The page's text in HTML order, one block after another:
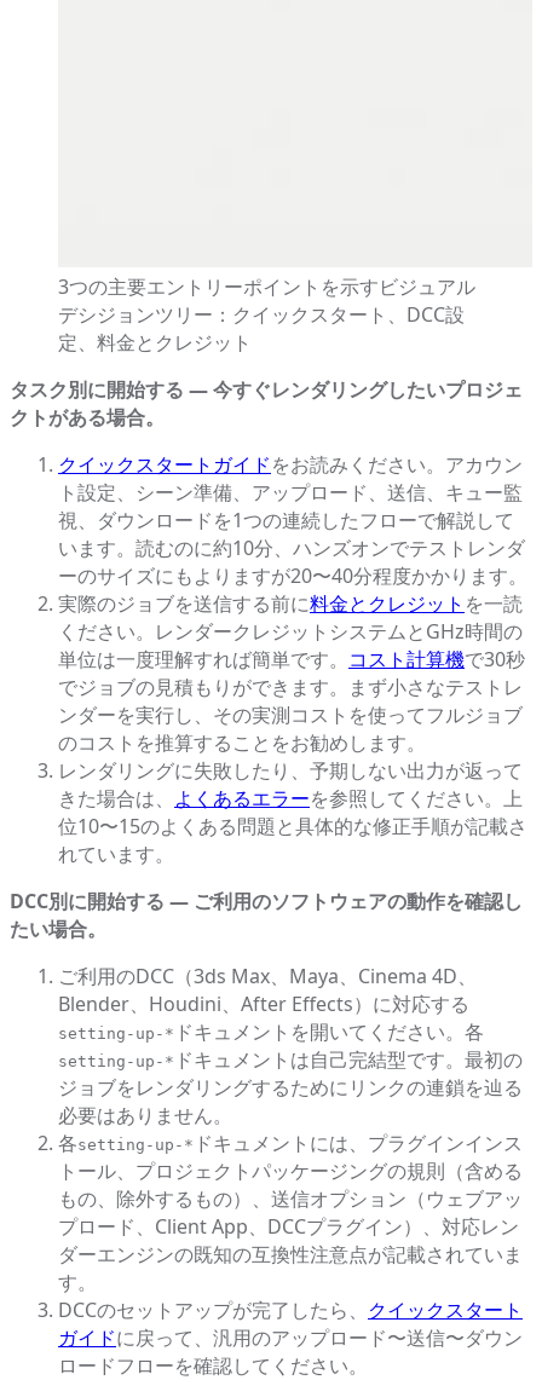
3つの主要エントリーポイントを示すビジュアル
デシジョンツリー：クイックスタート、DCC設
定、料金とクレジット
タスク別に開始する — 今すぐレンダリングしたいプロジェ
クトがある場合。
クイックスタートガイドをお読みください。アカウン
ト設定、シーン準備、アップロード、送信、キュー監
視、ダウンロードを1つの連続したフローで解説して
います。読むのに約10分、ハンズオンでテストレンダ
ーのサイズにもよりますが20〜40分程度かかります。
実際のジョブを送信する前に料金とクレジット を一読
ください。レンダークレジットシステムとGHz時間の
単位は一度理解すれば簡単です。 コスト計算機で30秒
でジョブの見積もりができます。まず小さなテストレ
ンダーを実行し、その実測コストを使ってフルジョブ
のコストを推算することをお勧めします。
レンダリングに失敗したり、予期しない出力が返って
きた場合は、 よくあるエラーを参照してください。上
位10〜15のよくある問題と具体的な修正手順が記載さ
れています。
DCC別に開始する — ご利用のソフトウェアの動作を確認し
たい場合。
ご利用のDCC（3ds Max、Maya、Cinema 4D、
Blender、Houdini、After Effects）に対応する
setting-up-* ドキュメントを開いてください。各
setting-up-* ドキュメントは自己完結型です。最初の
ジョブをレンダリングするためにリンクの連鎖を辿る
必要はありません。
各setting-up-* ドキュメントには、プラグインインス
トール、プロジェクトパッケージングの規則（含める
もの、除外するもの）、送信オプション（ウェブアッ
プロード、Client App、DCCプラグイン）、対応レン
ダーエンジンの既知の互換性注意点が記載されていま
す。
DCCのセットアップが完了したら、 クイックスタート
ガイドに戻って、汎用のアップロード〜送信〜ダウン
ロードフローを確認してください。